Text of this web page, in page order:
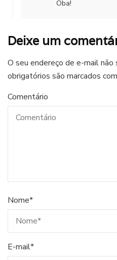
Oba!
Deixe um
O seu endereço de e-mail não
obrigatórios são marcados com
Comentário
Nome*
E-mail*